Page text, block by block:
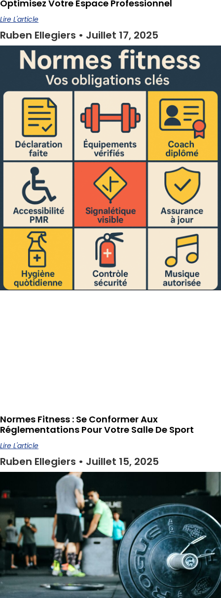
Optimisez Votre Espace Professionnel
Lire L'article
Ruben Ellegiers Juillet 17, 2025
Normes Fitness : Se Conformer Aux
Réglementations Pour Votre Salle De Sport
Lire L'article
Ruben Ellegiers Juillet 15, 2025